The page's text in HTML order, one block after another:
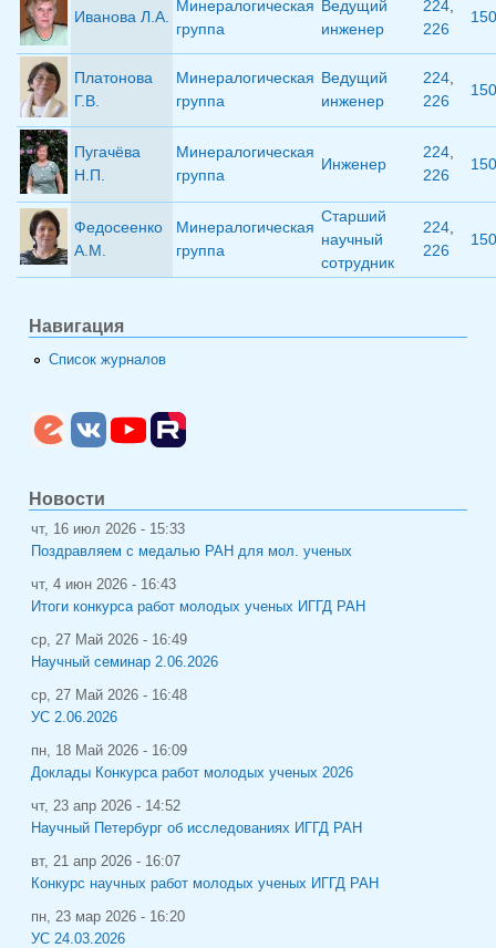
Иванова Л.А.
Минералогическая
группа
Ведущий
инженер
224,
226
150
Платонова
Г.В.
Минералогическая
группа
Ведущий
инженер
224,
226
150
Пугачёва
Н.П.
Минералогическая
группа
Инженер
224,
226
150
Федосеенко
А.М.
Минералогическая
группа
Старший
научный
сотрудник
224,
226
150
Навигация
Список журналов
Новости
чт, 16 июл 2026 - 15:33
Поздравляем с медалью РАН для мол. ученых
чт, 4 июн 2026 - 16:43
Итоги конкурса работ молодых ученых ИГГД РАН
ср, 27 Май 2026 - 16:49
Научный семинар 2.06.2026
ср, 27 Май 2026 - 16:48
УС 2.06.2026
пн, 18 Май 2026 - 16:09
Доклады Конкурса работ молодых ученых 2026
чт, 23 апр 2026 - 14:52
Научный Петербург об исследованиях ИГГД РАН
вт, 21 апр 2026 - 16:07
Конкурс научных работ молодых ученых ИГГД РАН
пн, 23 мар 2026 - 16:20
УС 24.03.2026